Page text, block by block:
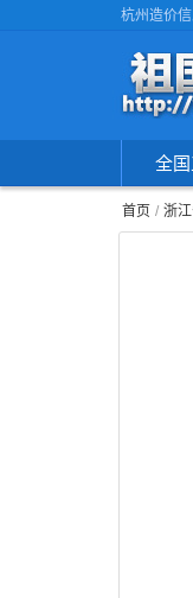
杭州造价
全
首页 浙